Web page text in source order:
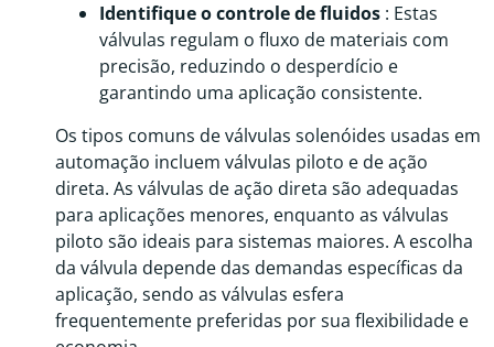
Identifique o controle de fluidos : Estas
válvulas regulam o fluxo de materiais com
precisão, reduzindo o desperdício e
garantindo uma aplicação consistente.
Os tipos comuns de válvulas solenóides usadas em
automação incluem válvulas piloto e de ação
direta. As válvulas de ação direta são adequadas
para aplicações menores, enquanto as válvulas
piloto são ideais para sistemas maiores. A escolha
da válvula depende das demandas específicas da
aplicação, sendo as válvulas esfera
frequentemente preferidas por sua flexibilidade e